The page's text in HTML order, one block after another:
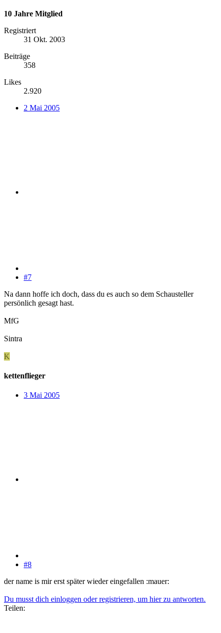
10 Jahre Mitglied
Registriert
31 Okt. 2003
Beiträge
358
Likes
2.920
2 Mai 2005
#7
Na dann hoffe ich doch, dass du es auch so dem Schausteller
persönlich gesagt hast.
MfG
Sintra
K
kettenflieger
3 Mai 2005
#8
der name is mir erst später wieder eingefallen :mauer:
Du musst dich einloggen oder registrieren, um hier zu antworten.
Teilen: